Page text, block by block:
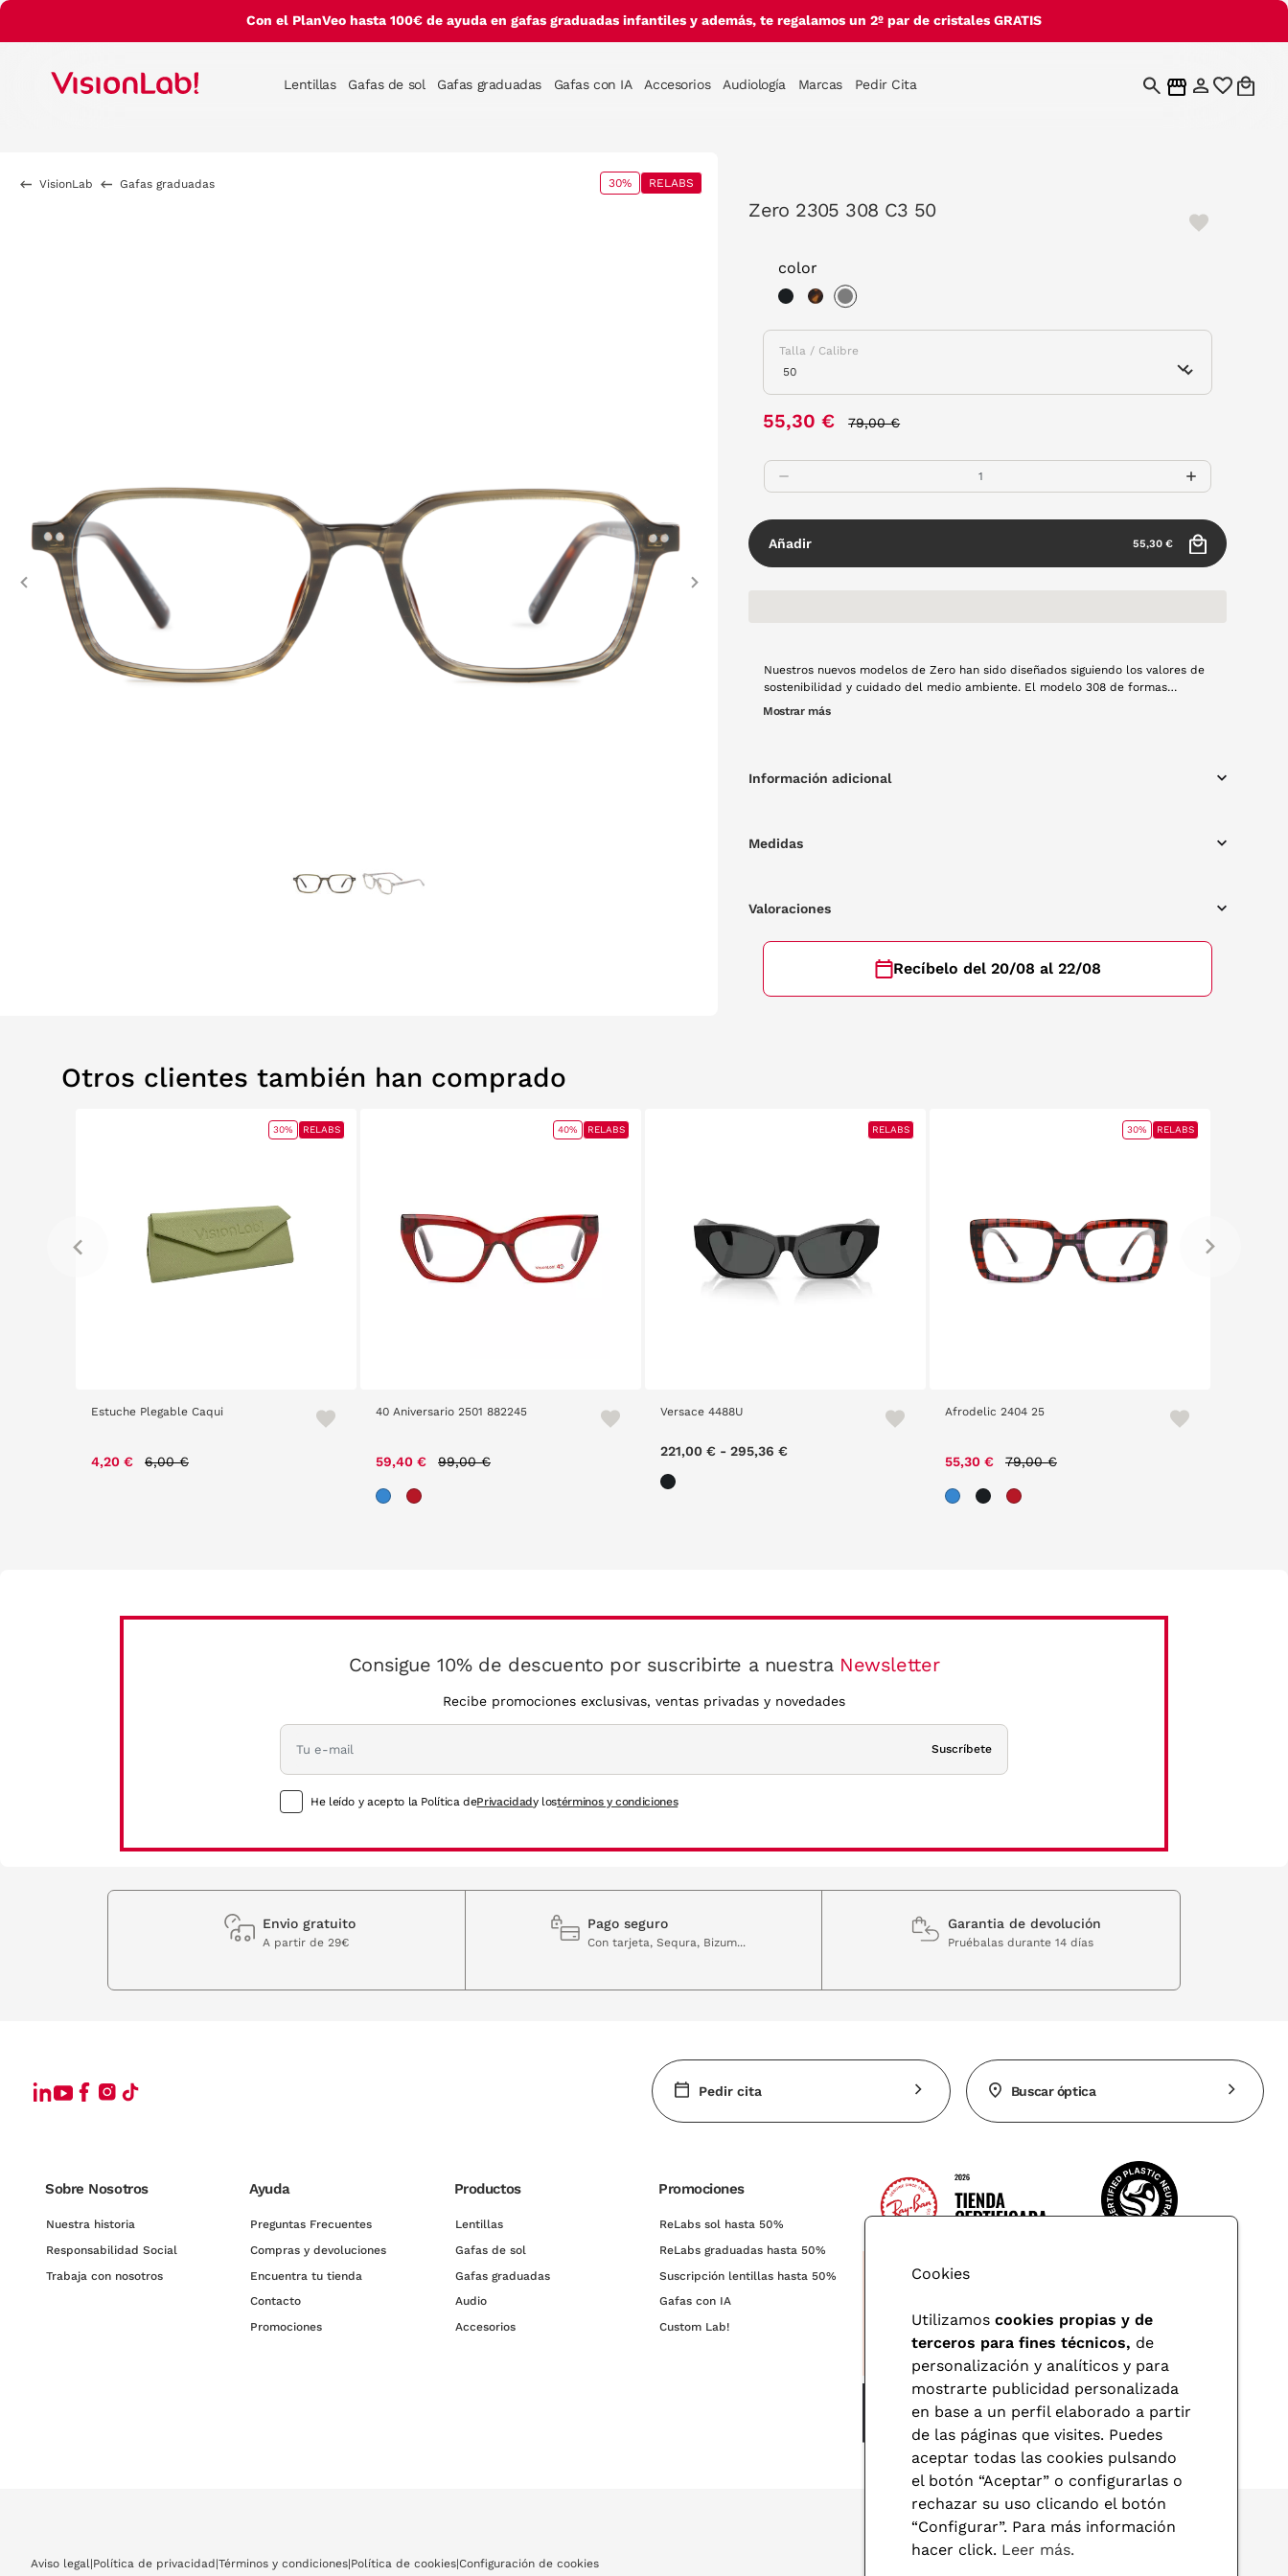
Con el PlanVeo hasta 100€ de ayuda en gafas graduadas infantiles y además, te regalamos un 2º par de cristales GRATIS
Lentillas Gafas de sol Gafas graduadas Gafas con IA Accesorios Audiología Marcas Pedir Cita
VisionLab Gafas graduadas 30% RELABS
Previous
Zero 2305 308 C3 50
color
Talla / Calibre
55,30 € 79,00 €
Añadir 55,30 €
Nuestros nuevos modelos de Zero han sido diseñados siguiendo los valores de
sostenibilidad y cuidado del medio ambiente. El modelo 308 de formas
geométricas muy marcadas y fabricado en acetato bio es perfecto para
Mostrar más
Información adicional
Medidas
Valoraciones
Recíbelo del 20/08 al 22/08
Otros clientes también han comprado
Estuche Plegable Caqui
4,20 € 6,00 €
30% RELABS
40 Aniversario 2501 882245
59,40 € 99,00 €
40% RELABS
Versace 4488U
221,00 €
RELABS
- 295,36 €
RELABS
Afrodelic 2404 25
55,30 € 79,00 €
30% RELABS
Consigue 10% de descuento por suscribirte a nuestra Newsletter
Recibe promociones exclusivas, ventas privadas y novedades
Suscríbete
He leído y acepto la Política dePrivacidady lostérminos y condiciones
Envio gratuito
A partir de 29€
Pago seguro
Con tarjeta, Sequra, Bizum...
Garantia de devolución
Pruébalas durante 14 días
Pedir cita Buscar óptica
Sobre Nosotros
Nuestra historia
Responsabilidad Social
Trabaja con nosotros
Ayuda
Preguntas Frecuentes
Compras y devoluciones
Encuentra tu tienda
Contacto
Promociones
Productos
Lentillas
Gafas de sol
Gafas graduadas
Audio
Accesorios
Promociones
ReLabs sol hasta 50%
ReLabs graduadas hasta 50%
Suscripción lentillas hasta 50%
Gafas con IA
Custom Lab!
Aviso legal|Política de privacidad |Términos y condiciones|Política de cookies|Configuración de cookies
Cookies
Utilizamos cookies propias y de
terceros para fines técnicos, de
personalización y analíticos y para
mostrarte publicidad personalizada
en base a un perfil elaborado a partir
de las páginas que visites. Puedes
aceptar todas las cookies pulsando
el botón “Aceptar” o configurarlas o
rechazar su uso clicando el botón
“Configurar”. Para más información
hacer click. Leer más.